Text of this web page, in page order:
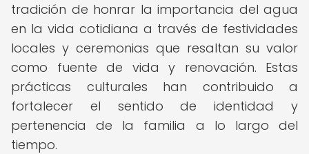
tradición de honrar la importancia del agua
en la vida cotidiana a través de festividades
locales y ceremonias que resaltan su valor
como fuente de vida y renovación. Estas
prácticas culturales han contribuido a
fortalecer el sentido de identidad y
pertenencia de la familia a lo largo del
tiempo.